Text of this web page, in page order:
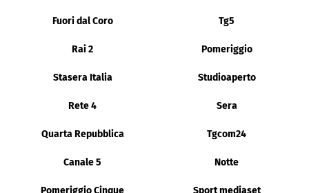
Fuori dal Coro Tg5
Rai 2 Pomeriggio
Stasera Italia Studioaperto
Rete 4 Sera
Quarta Repubblica Tgcom24
Canale 5 Notte
Pomeriggio Cinque Sport mediaset